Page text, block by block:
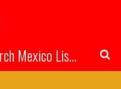
Mexico Listings - Search Mexico Listings Online